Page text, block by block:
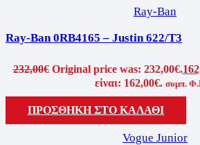
Ray-Ban
Ray-Ban 0RB4165 – Justin 622/T3
232,00€ Original price was: 232,00€.
είναι: 162,00€. συμπ.
ΠΡΟΣΘΗΚΗ ΣΤΟ ΚΑΛΑΘΙ
Vogue Junior